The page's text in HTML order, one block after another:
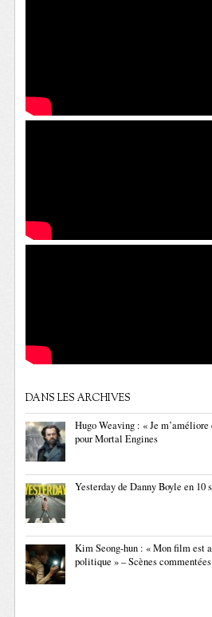
DANS LES ARCHIVES
Hugo Weaving : « Je
pour Mortal Engines
Yesterday de Danny Boyle en 10
Kim Seong-hun : « Mon film est
politique » – Scènes